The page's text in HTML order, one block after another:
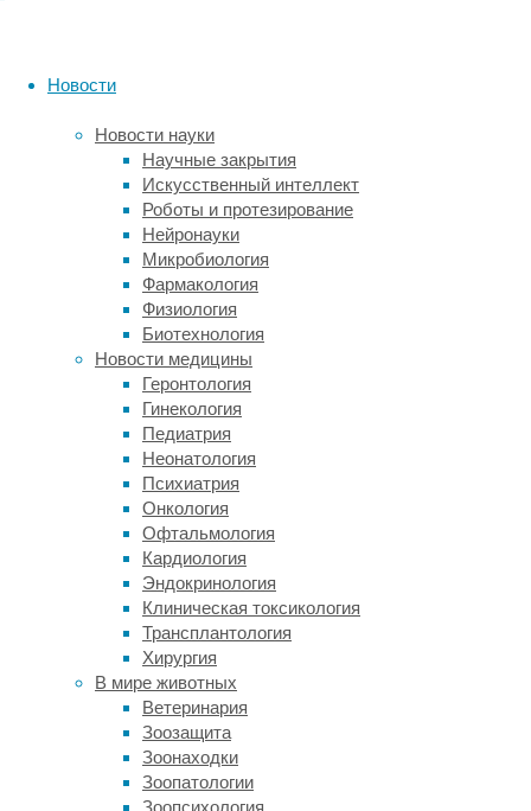
Новости
Новости науки
Научные закрытия
Искусственный интеллект
Роботы и протезирование
Нейронауки
Микробиология
Фармакология
Физиология
Биотехнология
Новости медицины
Геронтология
Гинекология
Педиатрия
Неонатология
Психиатрия
Онкология
Офтальмология
Кардиология
Эндокринология
Клиническая токсикология
Трансплантология
Хирургия
В мире животных
Ветеринария
Зоозащита
Зоонаходки
Зоопатологии
Зоопсихология
в
году
почти
800
тысяч
новых
случаев
рака
желудка
во
всем
мире
были
связаны
инфекцией
Helicobacter
pylori.
Поэтому
для
общественного
здравоохранения
важно
знать
распространенность
этой
инфекции.
Предыдущие
подсчеты